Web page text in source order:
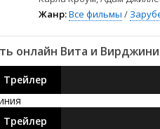
Жанр:Все фильмы /
онлайн Вита и
Трейлер
Трейлер